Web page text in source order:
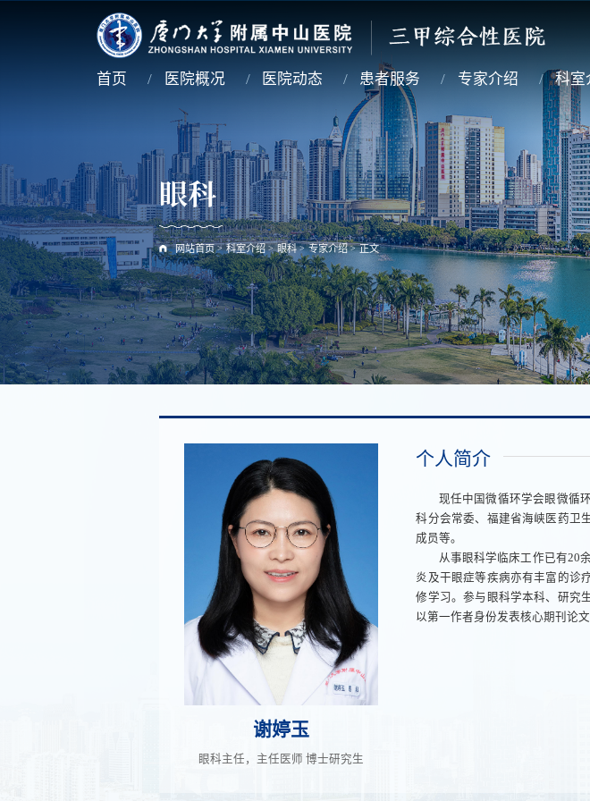
首页 医院概况 医院动态 患者服务 专家介绍 科室
眼科
网站首页 > 科室介绍 > 眼科 > 专家介绍 > 正文
谢婷玉
眼科主任，主任医师 博士研究生
个人简介
现任中国微循环学会眼微循
科分会常委、福建省海峡医药卫
成员等。
从事眼科学临床工作已有20
炎及干眼症等疾病亦有丰富的诊
修学习。参与眼科学本科、研究
以第一作者身份发表核心期刊论